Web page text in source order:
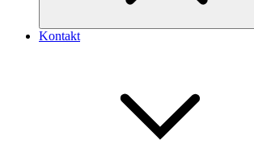
Kontakt